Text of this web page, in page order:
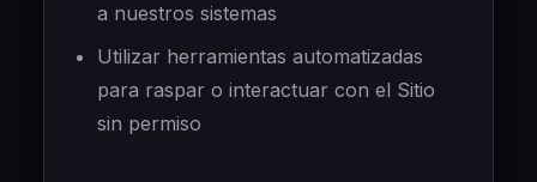
a nuestros sistemas
Utilizar herramientas automatizadas
para raspar o interactuar con el Sitio
sin permiso